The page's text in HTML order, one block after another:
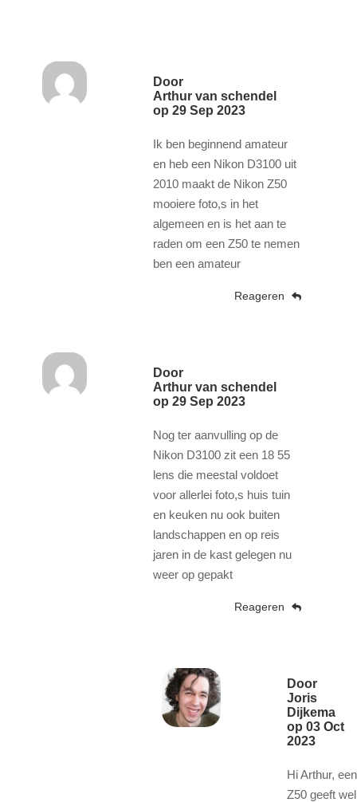
Door
Arthur van schendel
op 29 Sep 2023
Ik ben beginnend amateur
en heb een Nikon D3100 uit
2010 maakt de Nikon Z50
mooiere foto,s in het
algemeen en is het aan te
raden om een Z50 te nemen
ben een amateur
Reageren
Door
Arthur van schendel
op 29 Sep 2023
Nog ter aanvulling op de
Nikon D3100 zit een 18 55
lens die meestal voldoet
voor allerlei foto,s huis tuin
en keuken nu ook buiten
landschappen en op reis
jaren in de kast gelegen nu
weer op gepakt
Reageren
Door
Joris
Dijkema
op 03 Oct
2023
Hi Arthur, een
Z50 geeft wel